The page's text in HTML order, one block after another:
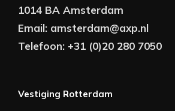
1014 BA Amsterdam
Email: amsterdam@axp.nl
Telefoon: +31 (0)20 280 7050
Vestiging Rotterdam